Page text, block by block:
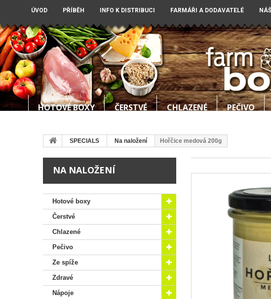
ÚVOD PŘÍBĚH INFO K DISTRIBUCI FARMÁŘI A DODAVATELÉ
HOTOVÉ BOXY ČERSTVÉ CHLAZENÉ PEČIVO
SPECIALS Na naložení Hořčice medová 200g
NA NALOŽENÍ
Hotové boxy
Čerstvé
Chlazené
Pečivo
Ze spíže
Zdravé
Nápoje